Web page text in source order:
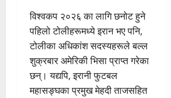
विश्वकप २०२६ का लागि छनोट हुने
पहिलो टोलीहरूमध्ये इरान भए पनि,
टोलीका अधिकांश सदस्यहरूले बल्ल
शुक्रबार अमेरिकी भिसा प्राप्त गरेका
छन्। यद्यपि, इरानी फुटबल
महासङ्घका प्रमुख मेहदी ताजसहित